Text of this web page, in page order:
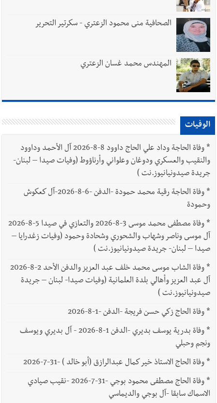
الصحافية منى محمود الزعتري - سكرتير التحرير
المهندس محمد غسان الزعتري
الوفيات
*
وفاة الحاجة وداد علي الحاج داوود 8-8-2026 آل الأحمد وداوود
والنقيب والعسكري ودوغان وعلواني وأرناؤوط (وفيات صيدا – لبنان-
جريدة صيدونيانيوز.نت )
*
وفاة الحاجة رقية محمد حمودة -الدفن -6-8-2026-آل كعكوش
وحمودة
*
وفاة مصطفى محمد موسى 3-8-2026 والتعازي في صيدا 5-8-2026
آل موسى وناصر وشهاب والشحوري وشحادة وحمود (وفيات زغدرايا –
صيدا – لبنان- جريدة صيدونيانيوز.نت )
*
وفاة الشاب موسى محمد خلف عبد العزيز والدفن الأحد 2-8-2026
آل عبد العزيز وأهالي بلدة العلمانية (وفيات صيدا- لبنان – جريدة
صيدونيانيوز.نت )
*وفاة الحاج زكي حسن فريجة -الدفن -1-8-2026
*
وفاة بدرية يوسف بديري -الدفن 1-8-2026 - آل بديري ويوسف
ونجم وحبلي
*وفاة الحاج الاستاذ خير كمال عبدالرازق (أبو خالد ) -31-7-2026
*
وفاة الحاج مصطفى محمود بوجي -31-7-2026 -نقيب صيادي
الاسماك سابقا -آل بوجي والديماسي